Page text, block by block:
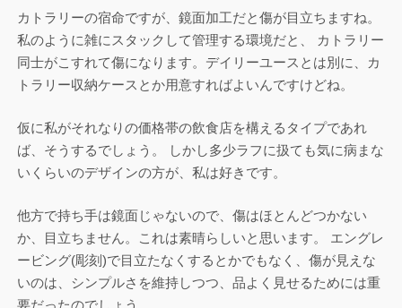
カトラリーの宿命ですが、鏡面加工だと傷が目立ちますね。
私のように雑にスタックして管理する環境だと、 カトラリー
同士がこすれて傷になります。デイリーユースとは別に、カ
トラリー収納ケースとか用意すればよいんですけどね。
仮に私がそれなりの価格帯の飲食店を構えるタイプであれ
ば、そうするでしょう。 しかし多少ラフに扱ても気に病まな
いくらいのデザインの方が、私は好きです。
他方で持ち手は鏡面じゃないので、傷はほとんどつかない
か、目立ちません。これは素晴らしいと思います。 エングレ
ービング(彫刻)で目立たなくするとかでもなく、傷が見えな
いのは、シンプルさを維持しつつ、品よく見せるためには重